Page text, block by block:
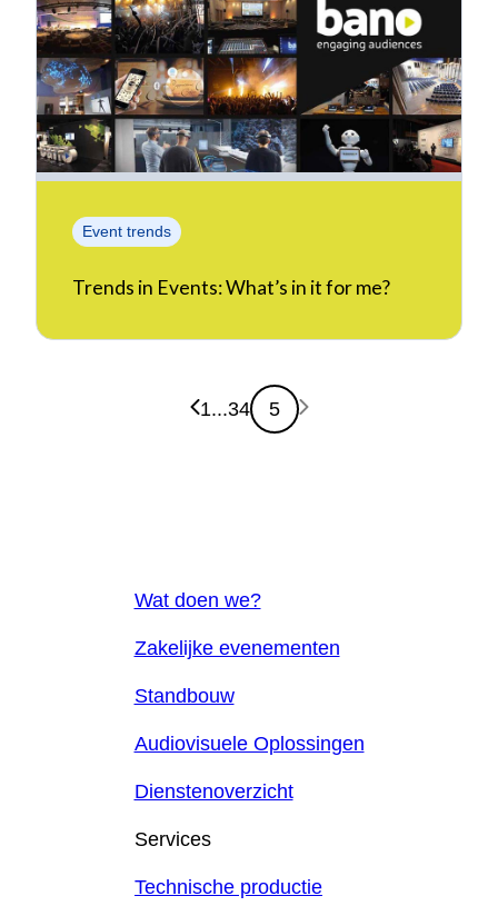
Event trends
Trends in Events: What’s in it for me?
Vorige pagina
1...34 5 Volgende pagina
Wat doen we?
Zakelijke evenementen
Standbouw
Audiovisuele Oplossingen
Dienstenoverzicht
Services
Technische productie